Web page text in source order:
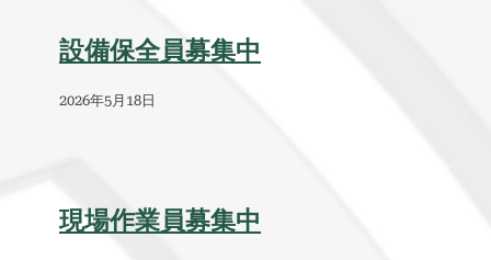
設備保全員募集中
2026年5月18日
現場作業員募集中